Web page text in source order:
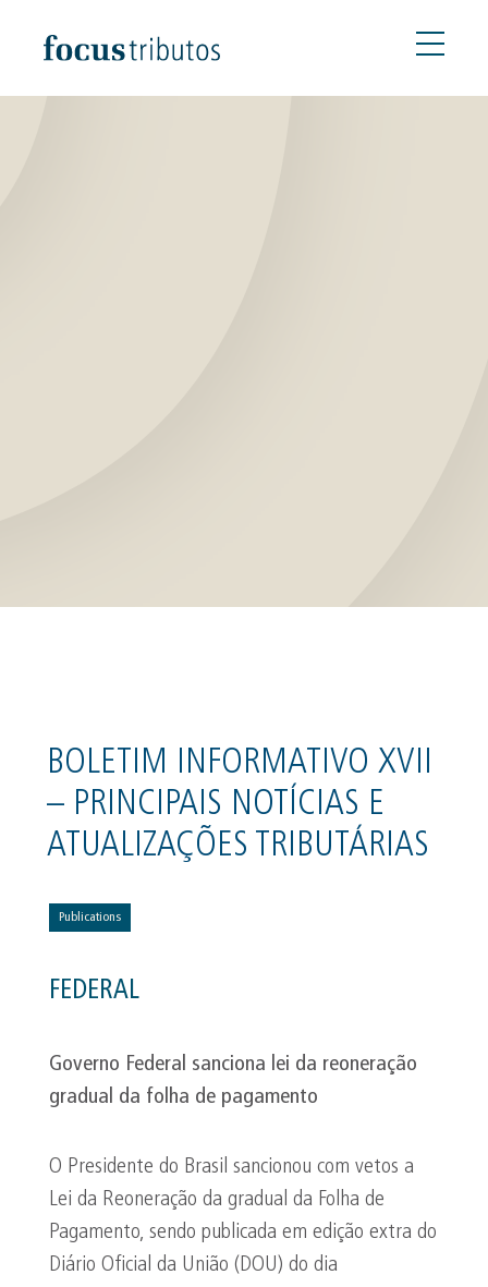
BOLETIM INFORMATIVO XVII
– PRINCIPAIS NOTÍCIAS E
ATUALIZAÇÕES TRIBUTÁRIAS
Publications
FEDERAL
Governo Federal sanciona lei da reoneração
gradual da folha de pagamento
O Presidente do Brasil sancionou com vetos a
Lei da Reoneração da gradual da Folha de
Pagamento, sendo publicada em edição extra do
Diário Oficial da União (DOU) do dia